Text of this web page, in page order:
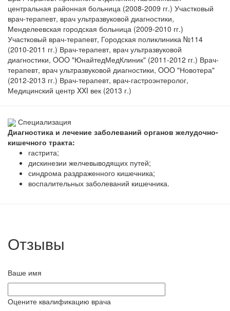
центральная районная больница (2008-2009 гг.) Участковый
врач-терапевт, врач ультразвуковой диагностики,
Менделеевская городская больница (2009-2010 гг.)
Участковый врач-терапевт, Городская поликлиника №114
(2010-2011 гг.) Врач-терапевт, врач ультразвуковой
диагностики, OOO "ЮнайтедМедКлиник" (2011-2012 гг.) Врач-
терапевт, врач ультразвуковой диагностики, OOO "Новотера"
(2012-2013 гг.) Врач-терапевт, врач-гастроэнтеролог,
Медицинский центр XXI век (2013 г.)
Специализация
Диагностика и лечение заболеваний органов желудочно-
кишечного тракта:
гастрита;
дискинезии желчевыводящих путей;
синдрома раздраженного кишечника;
воспалительных заболеваний кишечника.
Отзывы
Ваше имя
Оцените квалификацию врача